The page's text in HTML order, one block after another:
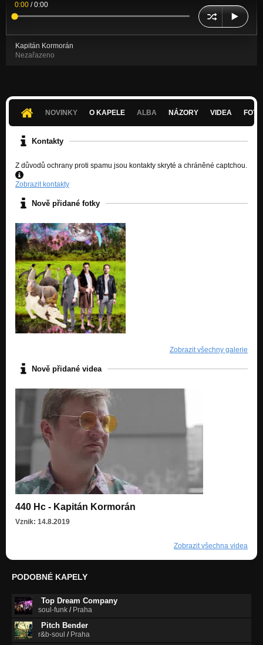
0:00 /0:00
Kapitán Kormorán
Nezařazeno
NOVINKY O KAPELE ALBA NÁZORY VIDEA
Kontakty
Z důvodů ochrany proti spamu jsou kontakty skryté a chráněné captchou.
Zobrazit kontakty
Nově přidané fotky
Zobrazit všechny galerie
Nově přidané videa
440 Hc - Kapitán Kormorán
Vznik: 14.8.2019
Zobrazit všechna videa
PODOBNÉ KAPELY
Top Dream Company
soul-funk / Praha
Pitch Bender
r&b-soul / Praha